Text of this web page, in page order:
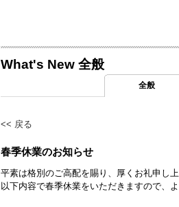
What's New 全般
全般
<< 戻る
春季休業のお知らせ
平素は格別のご高配を賜り、厚くお礼申し上
以下内容で春季休業をいただきますので、